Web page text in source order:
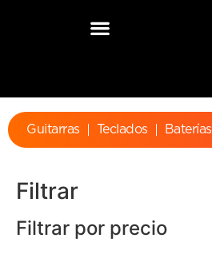
Guitarras Teclados Baterías
Filtrar
Filtrar por precio